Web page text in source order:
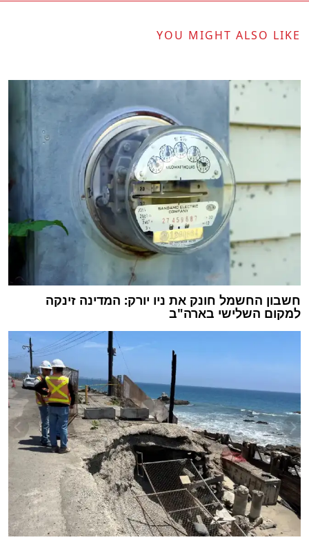
YOU MIGHT ALSO LIKE
חשבון החשמל חונק את ניו יורק: המדינה זינקה
למקום השלישי בארה"ב